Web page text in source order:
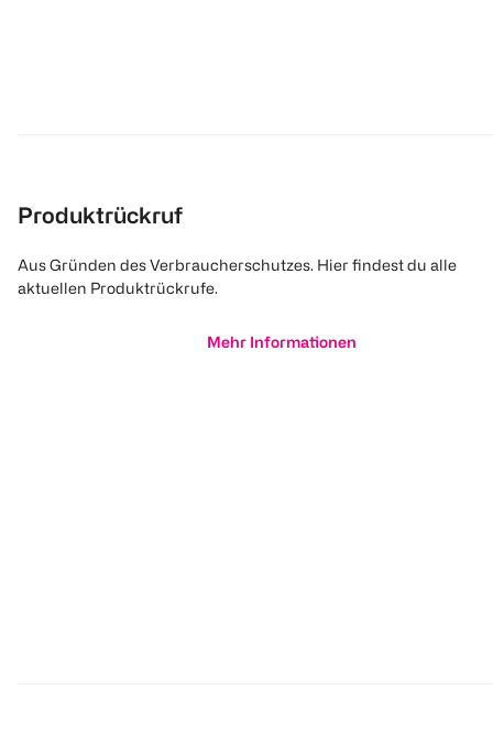
Produktrückruf
Aus Gründen des Verbraucherschutzes. Hier findest du alle
aktuellen Produktrückrufe.
Mehr Informationen